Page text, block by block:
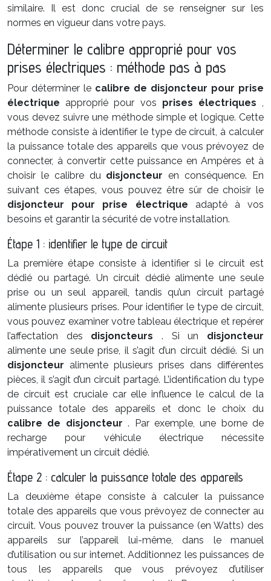
similaire. Il est donc crucial de se renseigner sur les
normes en vigueur dans votre pays.
Déterminer le calibre approprié pour vos
prises électriques : méthode pas à pas
Pour déterminer le calibre de disjoncteur pour prise
électrique approprié pour vos prises électriques,
vous devez suivre une méthode simple et logique. Cette
méthode consiste à identifier le type de circuit, à calculer
la puissance totale des appareils que vous prévoyez de
connecter, à convertir cette puissance en Ampères et à
choisir le calibre du disjoncteuren conséquence. En
suivant ces étapes, vous pouvez être sûr de choisir le
disjoncteur pour prise électrique adapté à vos
besoins et garantir la sécurité de votre installation.
Étape 1 : identifier le type de circuit
La première étape consiste à identifier si le circuit est
dédié ou partagé. Un circuit dédié alimente une seule
prise ou un seul appareil, tandis qu’un circuit partagé
alimente plusieurs prises. Pour identifier le type de circuit,
vous pouvez examiner votre tableau électrique et repérer
l’affectation des disjoncteurs. Si un disjoncteur
alimente une seule prise, il s’agit d’un circuit dédié. Si un
disjoncteur alimente plusieurs prises dans différentes
pièces, il s’agit d’un circuit partagé. L’identification du type
de circuit est cruciale car elle influence le calcul de la
puissance totale des appareils et donc le choix du
calibre de disjoncteur. Par exemple, une borne de
recharge pour véhicule électrique nécessite
impérativement un circuit dédié.
Étape 2 : calculer la puissance totale des appareils
La deuxième étape consiste à calculer la puissance
totale des appareils que vous prévoyez de connecter au
circuit. Vous pouvez trouver la puissance (en Watts) des
appareils sur l’appareil lui-même, dans le manuel
d’utilisation ou sur internet. Additionnez les puissances de
tous les appareils que vous prévoyez d’utiliser